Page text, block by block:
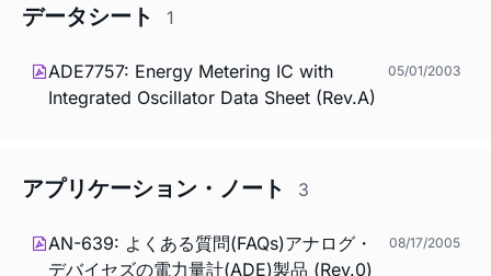
データシート 1
ADE7757: Energy Metering IC with
Integrated Oscillator Data Sheet (Rev.A)
05/01/2003
アプリケーション・ノート 3
AN-639: よくある質問(FAQs)アナログ・
デバイセズの電力量計(ADE)製品 (Rev.0)
08/17/2005